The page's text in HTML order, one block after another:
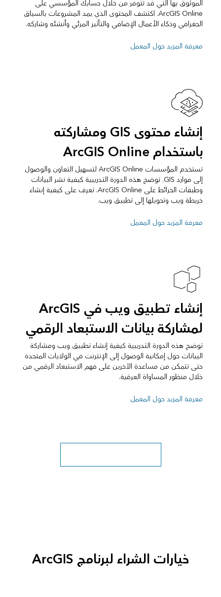
الموثوق بها التي قد تتوفر من خلال حسابك المؤسسي على
ArcGIS Online. اكتشف المحتوى الذي يمد المشروعات بالسياق
الجغرافي وذكاء الأعمال الإضافي والتأثير المرئي وأنشئه وشاركه.
معرفة المزيد حول المعمل
إنشاء محتوى GIS ومشاركته
باستخدام ArcGIS Online
تستخدم المؤسسات ArcGIS Online لتسهيل التعاون والوصول
إلى موارد GIS. توضح هذه الدورة التدريبية كيفية نشر البيانات
وطبقات الخرائط على ArcGIS Online. تعرف على كيفية إنشاء
خريطة ويب وتحويلها إلى تطبيق ويب.
معرفة المزيد حول المعمل
إنشاء تطبيق ويب في ArcGIS
لمشاركة بيانات الاستبعاد الرقمي
توضح هذه الدورة التدريبية كيفية إنشاء تطبيق ويب ومشاركة
البيانات حول إمكانية الوصول إلى الإنترنت في الولايات المتحدة
حتى تتمكن من مساعدة الآخرين على فهم الاستبعاد الرقمي من
خلال منظور المساواة العرقية.
معرفة المزيد حول المعمل
خيارات الشراء لبرنامج ArcGIS